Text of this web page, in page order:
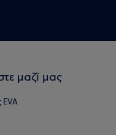
μαζί μας
EVA